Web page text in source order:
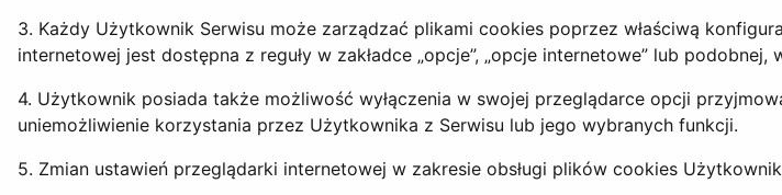
3. Każdy Użytkownik Serwisu może zarządzać plikami cookies poprzez właściwą
internetowej jest dostępna z reguły w zakładce „opcje”, „opcje internetowe” lub
4. Użytkownik posiada także możliwość wyłączenia w swojej przeglądarce opcji
uniemożliwienie korzystania przez Użytkownika z Serwisu lub jego wybranych funkcji.
5. Zmian ustawień przeglądarki internetowej w zakresie obsługi plików cookies